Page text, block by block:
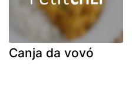
Canja da vovó